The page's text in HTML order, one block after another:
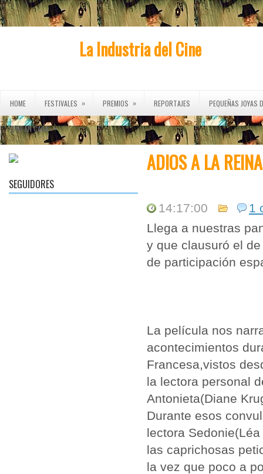
La Industria del Cine
HOME FESTIVALES » PREMIOS » REPORTAJES PEQUEÑAS JOYAS
CINE EN CASA »
SEGUIDORES
ADIOS A LA
14:17:00
1
Llega a nuestras
y que clausuró el
de participación
La película nos
acontecimientos
Francesa,vistos
la lectora personal
Antonieta(Diane
Durante esos
lectora
las caprichosas
la vez que poco a